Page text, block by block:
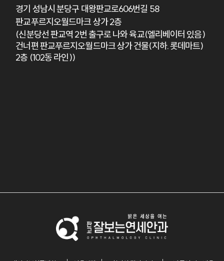
경기 성남시 분당구 대왕판교로606번길 58
판교푸르지오월드마크 상가 2층
(신분당선 판교역 2번 출구로 나와 육교(엘리베이터 있음)
건너편 판교푸르지오월드마크 상가 건물(지하. 롯데마트)
2층 (102동 라인))